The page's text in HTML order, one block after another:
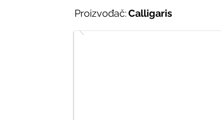
Proizvođač:Calligaris